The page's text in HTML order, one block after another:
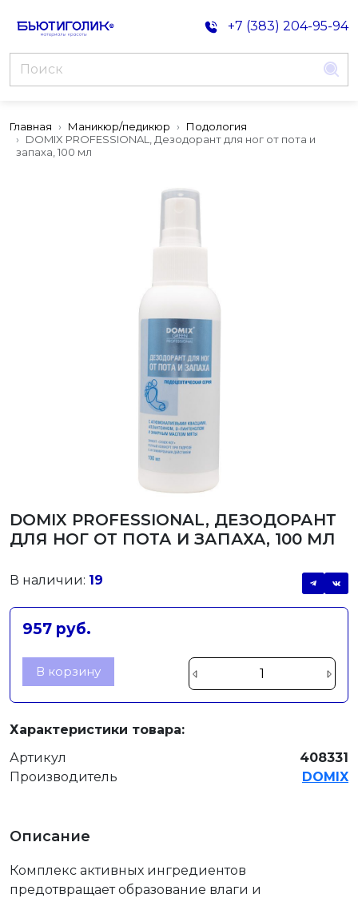
+7 (383) 204-95-94
Главная Маникюр/педикюр
Подология
DOMIX PROFESSIONAL, Дезодорант для ног от пота и
запаха, 100 мл
DOMIX PROFESSIONAL, ДЕЗОДОРАНТ
ДЛЯ НОГ ОТ ПОТА И ЗАПАХА, 100 МЛ
В наличии: 19
957 руб.
В корзину
Характеристики товара:
Артикул
408331
Производитель
DOMIX
Описание
Комплекс активных ингредиентов
предотвращает образование влаги и